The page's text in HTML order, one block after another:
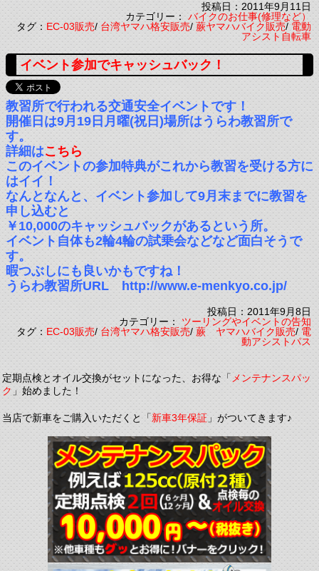
投稿日：2011年9月11日
カテゴリー：バイクのお仕事(修理など）
タグ：EC-03販売/台湾ヤマハ格安販売/蕨ヤマハバイク販売/電動
アシスト自転車
イベント参加でキャッシュバック！
教習所で行われる交通安全イベントです！
開催日は9月19日月曜(祝日)場所はうらわ教習所で
す。
詳細はこちら
このイベントの参加特典がこれから教習を受ける方に
はイイ！
なんとなんと、イベント参加して9月末までに教習を
申し込むと
￥10,000のキャッシュバックがあるという所。
イベント自体も2輪4輪の試乗会などなど面白そうで
す。
暇つぶしにも良いかもですね！
うらわ教習所URL http://www.e-menkyo.co.jp/
投稿日：2011年9月8日
カテゴリー：ツーリングやイベントの告知
タグ：EC-03販売/台湾ヤマハ格安販売/蕨 ヤマハバイク販売/電
動アシストパス
定期点検とオイル交換がセットになった、お得な「メンテナンスパッ
ク」始めました！
当店で新車をご購入いただくと「新車3年保証」がついてきます♪